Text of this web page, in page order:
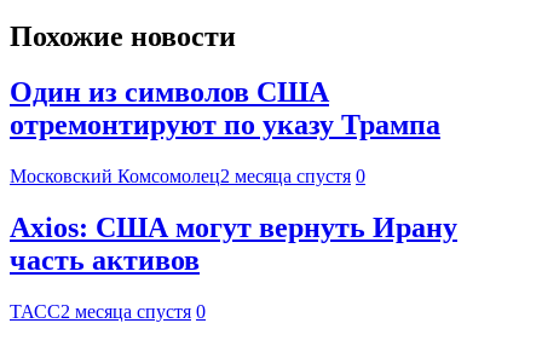
Похожие новости
Один из символов США
отремонтируют по указу Трампа
Московский Комсомолец2 месяца спустя 0
Axios: США могут вернуть Ирану
часть активов
ТАСС2 месяца спустя 0